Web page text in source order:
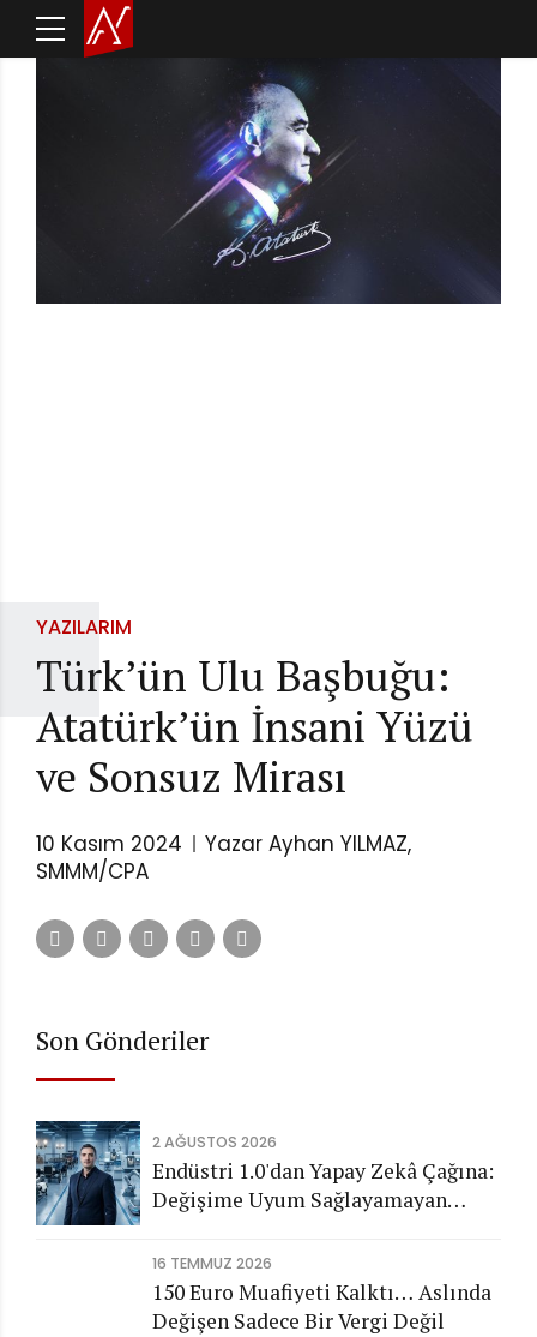
YAZILARIM
Türk’ün Ulu Başbuğu:
Atatürk’ün İnsani Yüzü
ve Sonsuz Mirası
10 Kasım 2024
Yazar Ayhan YILMAZ,
SMMM/CPA
Son Gönderiler
2 AĞUSTOS 2026
Endüstri 1.0'dan Yapay Zekâ Çağına:
Değişime Uyum Sağlayamayan
Bekliyor?
16 TEMMUZ 2026
150 Euro Muafiyeti Kalktı… Aslında
Değişen Sadece Bir Vergi Değil